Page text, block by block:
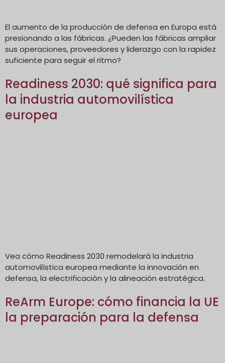
El aumento de la producción de defensa en Europa está
presionando a las fábricas. ¿Pueden las fábricas ampliar
sus operaciones, proveedores y liderazgo con la rapidez
suficiente para seguir el ritmo?
Readiness 2030: qué significa para
la industria automovilística
europea
Vea cómo Readiness 2030 remodelará la industria
automovilística europea mediante la innovación en
defensa, la electrificación y la alineación estratégica.
ReArm Europe: cómo financia la UE
la preparación para la defensa